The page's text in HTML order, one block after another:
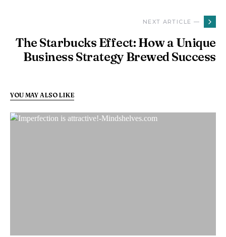
NEXT ARTICLE —
The Starbucks Effect: How a Unique
Business Strategy Brewed Success
YOU MAY ALSO LIKE